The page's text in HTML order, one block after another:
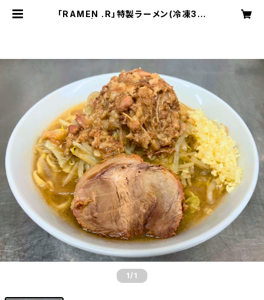
「RAMEN .R」特製ラーメン(冷凍3食
1 /1